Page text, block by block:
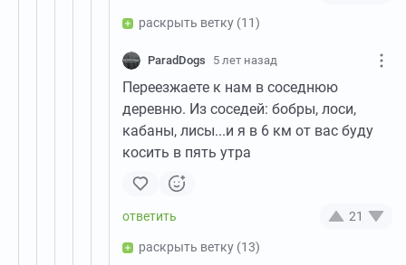
раскрыть ветку (11)
ParadDogs 5 лет назад
Переезжаете к нам в соседнюю
деревню. Из соседей: бобры, лоси,
кабаны, лисы...и я в 6 км от вас буду
косить в пять утра
21
раскрыть ветку (13)